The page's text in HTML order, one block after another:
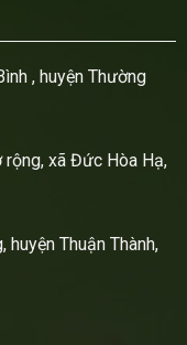
, huyện Thường
xã Đức Hòa Hạ,
huyện Thuận Thành,